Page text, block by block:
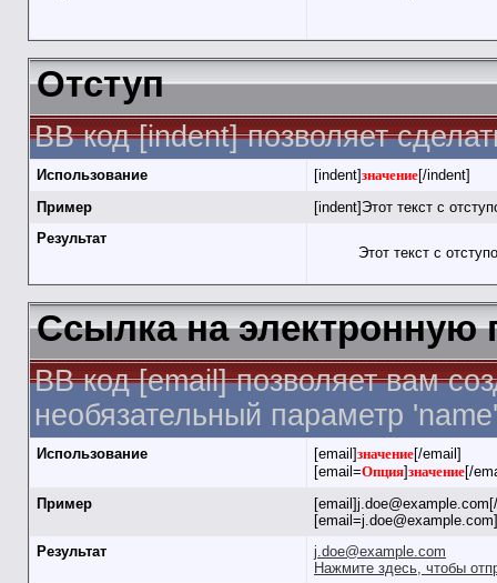
Отступ
BB код [indent] позволяет
Использование [indent]значение[/indent]
Пример
[indent]Этот текст с
Результат
Этот текст с
Ссылка на электронную
BB код [email] позволяет вам
необязательный параметр
Использование [email]значение[/email]
[email=Опция]значение[/
Пример
Результат
j.doe@example.com
Нажмите здесь, чтобы